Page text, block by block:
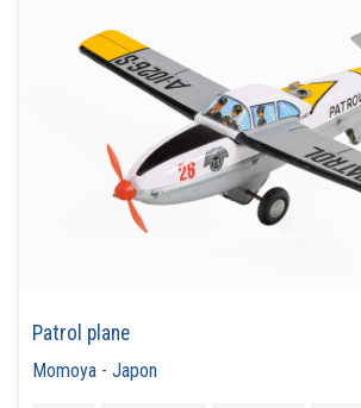
Patrol plane
Momoya -Japon